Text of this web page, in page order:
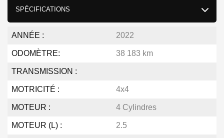
SPÉCIFICATIONS
ANNÉE : 2022
ODOMÈTRE: 38 183 km
TRANSMISSION :
MOTRICITÉ : 4x4
MOTEUR : 4 Cylindres
MOTEUR (L) : 2.5